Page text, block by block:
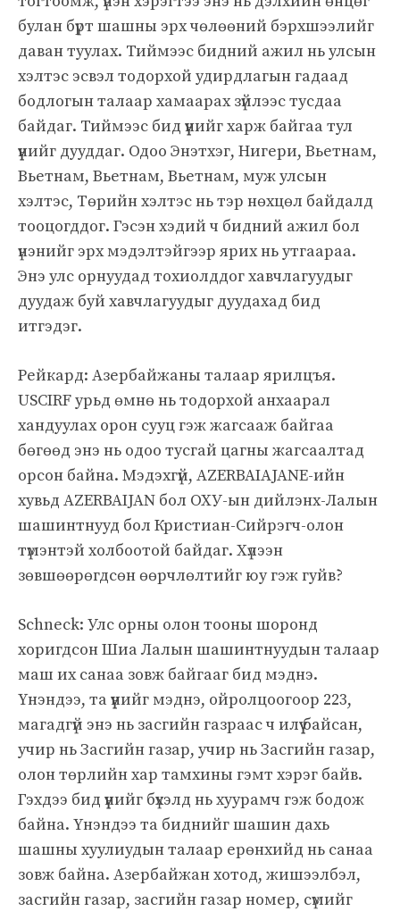
булан бүрт шашны эрх чөлөөний бэрхшээлийг
даван туулах. Тиймээс бидний ажил нь улсын
хэлтэс эсвэл тодорхой удирдлагын гадаад
бодлогын талаар хамаарах зүйлээс тусдаа
байдаг. Тиймээс бид үүнийг харж байгаа тул
үүнийг дууддаг. Одоо Энэтхэг, Нигери, Вьетнам,
Вьетнам, Вьетнам, Вьетнам, муж улсын
хэлтэс, Төрийн хэлтэс нь тэр нөхцөл байдалд
тооцогддог. Гэсэн хэдий ч бидний ажил бол
үнэнийг эрх мэдэлтэйгээр ярих нь утгаараа.
Энэ улс орнуудад тохиолддог хавчлагуудыг
дуудаж буй хавчлагуудыг дуудахад бид
итгэдэг.
Рейкард: Азербайжаны талаар ярилцъя.
USCIRF урьд өмнө нь тодорхой анхаарал
хандуулах орон сууц гэж жагсааж байгаа
бөгөөд энэ нь одоо тусгай цагны жагсаалтад
орсон байна. Мэдэхгүй, AZERBAIAJANE-ийн
хувьд AZERBAIJAN бол ОХУ-ын дийлэнх-Лалын
шашинтнууд бол Кристиан-Сийрэгч-олон
түмэнтэй холбоотой байдаг. Хүлээн
зөвшөөрөгдсөн өөрчлөлтийг юу гэж гуйв?
Schneck: Улс орны олон тооны шоронд
хоригдсон Шиа Лалын шашинтнуудын талаар
маш их санаа зовж байгааг бид мэднэ.
Үнэндээ, та үүнийг мэднэ, ойролцоогоор 223,
магадгүй энэ нь засгийн газраас ч илүү байсан,
учир нь Засгийн газар, учир нь Засгийн газар,
олон төрлийн хар тамхины гэмт хэрэг байв.
Гэхдээ бид үүнийг бүхэлд нь хуурамч гэж бодож
байна. Үнэндээ та биднийг шашин дахь
шашны хуулиудын талаар ерөнхийд нь санаа
зовж байна. Азербайжан хотод, жишээлбэл,
засгийн газар, засгийн газар номер, сүмийг